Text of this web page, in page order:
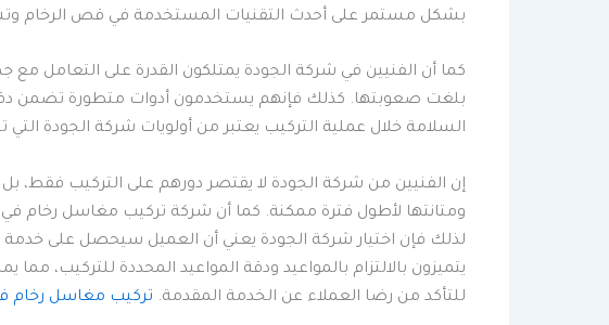
بشكل مستمر على أحدث التقنيات المستخدمة في قص الرخام
كما أن الفنيين في شركة الجودة يمتلكون القدرة على التعامل
بلغت صعوبتها. كذلك فإنهم يستخدمون أدوات متطورة تضمن دقة
السلامة خلال عملية التركيب يعتبر من أولويات شركة الجودة
إن الفنيين من شركة الجودة لا يقتصر دورهم على التركيب فقط،
ومتانتها لأطول فترة ممكنة. كما أن شركة تركيب مغاسل رخام
لذلك فإن اختيار شركة الجودة يعني أن العميل سيحصل على
يتميزون بالالتزام بالمواعيد ودقة المواعيد المحددة للتركيب،
للتأكد من رضا العملاء عن الخدمة المقدمة. تركيب مغاسل رخام